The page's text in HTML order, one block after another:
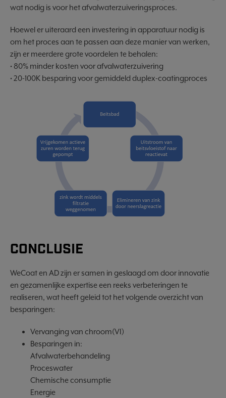
wat nodig is voor het afvalwaterzuiveringsproces.
Hoewel er uiteraard een investering in apparatuur nodig is
om het proces aan te passen aan deze manier van werken,
zijn er meerdere grote voordelen te behalen:
• 80% minder kosten voor afvalwaterzuivering
• 20-100K besparing voor gemiddeld duplex-coatingproces
CONCLUSIE
WeCoat en AD zijn er samen in geslaagd om door innovatie
en gezamenlijke expertise een reeks verbeteringen te
realiseren, wat heeft geleid tot het volgende overzicht van
besparingen:
Vervanging van chroom(VI)
Besparingen in:
Afvalwaterbehandeling
Proceswater
Chemische consumptie
Energie